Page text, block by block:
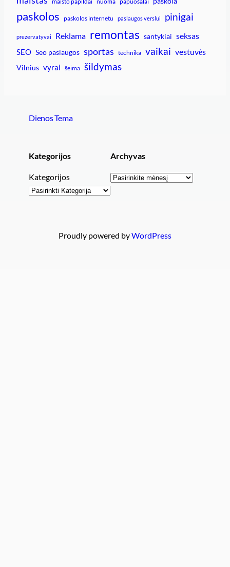
paskolos paskolos internetu paslaugos verslui pinigai
prezervatyvai Reklama remontas santykiai seksas
SEO Seo paslaugos sportas technika vaikai vestuvės
Vilnius vyrai šeima šildymas
Dienos Tema
Kategorijos
Kategorijos
Archyvas
Archyvai
Proudly powered byWordPress